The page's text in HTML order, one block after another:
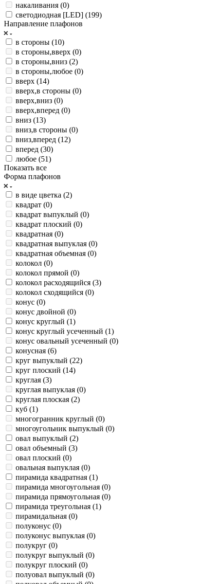
накаливания (0)
светодиодная [LED] (199)
Направление плафонов
в стороны (10)
в стороны,вверх (0)
в стороны,вниз (2)
в стороны,любое (0)
вверх (14)
вверх,в стороны (0)
вверх,вниз (0)
вверх,вперед (0)
вниз (13)
вниз,в стороны (0)
вниз,вперед (12)
вперед (30)
любое (51)
Показать все
Форма плафонов
в виде цветка (2)
квадрат (0)
квадрат выпуклый (0)
квадрат плоский (0)
квадратная (0)
квадратная выпуклая (0)
квадратная объемная (0)
колокол (0)
колокол прямой (0)
колокол расходящийся (3)
колокол сходящийся (0)
конус (0)
конус двойной (0)
конус круглый (1)
конус круглый усеченный (1)
конус овальный усеченный (0)
конусная (6)
круг выпуклый (22)
круг плоский (14)
круглая (3)
круглая выпуклая (0)
круглая плоская (2)
куб (1)
многогранник круглый (0)
многоугольник выпуклый (0)
овал выпуклый (2)
овал объемный (3)
овал плоский (0)
овальная выпуклая (0)
пирамида квадратная (1)
пирамида многоугольная (0)
пирамида прямоугольная (0)
пирамида треугольная (1)
пирамидальная (0)
полуконус (0)
полуконус выпуклая (0)
полукруг (0)
полукруг выпуклый (0)
полукруг плоский (0)
полуовал выпуклый (0)